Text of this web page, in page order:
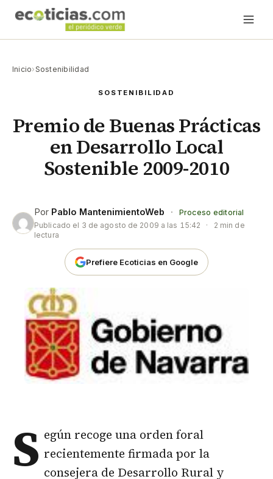
Inicio›Sostenibilidad
SOSTENIBILIDAD
Premio de Buenas Prácticas
en Desarrollo Local
Sostenible 2009-2010
Por Pablo MantenimientoWeb ·
Proceso editorial
Publicado el 3 de agosto de 2009 a las 15:42 ·
2 min de
lectura
Prefiere Ecoticias en Google
S egún recoge una orden foral
recientemente firmada por la
consejera de Desarrollo Rural y